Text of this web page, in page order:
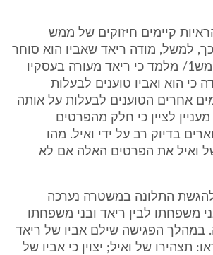
קיימים חיזוקים של ממש
למשל, מודה ריאד שאביו הוא סוחר
קרקעות; המסמך מש1/ מלמד כי ריאד מעורה בעסקיו
כי הוא ואביו טוענים לבעלות
אחרים הטוענים לבעלות על אותה
לציין כי חלק מהפרטים
בדיוק רב על ידי ואיל. מהו
ואיל את הפרטים האלה אם לא
התלונה במשטרה נערכה
משפחתו לבין ריאד ובני משפחתו
במהלך הפגישה שילם אביו של ריאד
דינר (ראו: תצהירו של ואיל; יצוין כי אביו של